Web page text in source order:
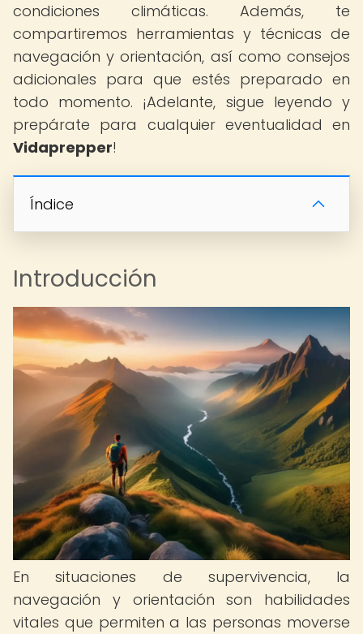
condiciones climáticas. Además, te
compartiremos herramientas y técnicas de
navegación y orientación, así como consejos
adicionales para que estés preparado en
todo momento. ¡Adelante, sigue leyendo y
prepárate para cualquier eventualidad en
Vidaprepper!
Índice
Introducción
En situaciones de supervivencia, la
navegación y orientación son habilidades
vitales que permiten a las personas moverse